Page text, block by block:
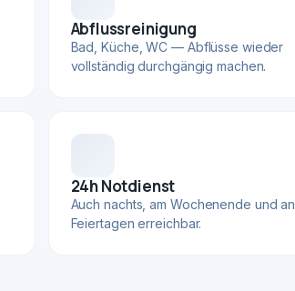
Abflussreinigung
Bad, Küche, WC — Abflüsse wieder
vollständig durchgängig machen.
24h Notdienst
Auch nachts, am Wochenende und an
Feiertagen erreichbar.